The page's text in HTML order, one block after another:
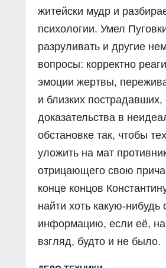
житейски мудр и
психологии. Умел
разруливать и другие
вопросы: корректно
эмоции жертвы,
и близких пострадавших,
доказательства в
обстановке так, чтобы
уложить на мат
отрицающего свою
конце концов
найти хоть какую-
информацию, если её,
взгляд, будто и не было.